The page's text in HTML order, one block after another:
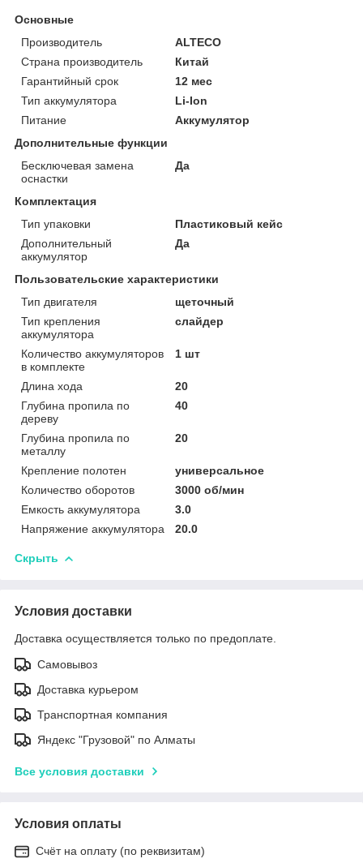
Основные
Производитель
ALTECO
Страна производитель
Китай
Гарантийный срок
12 мес
Тип аккумулятора
Li-Ion
Питание
Аккумулятор
Дополнительные функции
Бесключевая замена
оснастки
Да
Комплектация
Тип упаковки
Пластиковый кейс
Дополнительный
аккумулятор
Да
Пользовательские характеристики
Тип двигателя
щеточный
Тип крепления
аккумулятора
слайдер
Количество аккумуляторов
в комплекте
1 шт
Длина хода
20
Глубина пропила по
дереву
40
Глубина пропила по
металлу
20
Крепление полотен
универсальное
Количество оборотов
3000 об/мин
Емкость аккумулятора
3.0
Напряжение аккумулятора
20.0
Скрыть
Условия доставки
Доставка осуществляется только по предоплате.
Самовывоз
Доставка курьером
Транспортная компания
Яндекс "Грузовой" по Алматы
Все условия доставки
Условия оплаты
Счёт на оплату (по реквизитам)